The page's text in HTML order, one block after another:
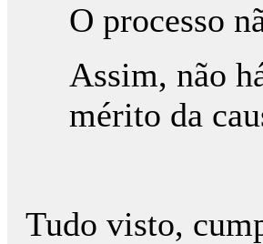
O processo
Assim, não
mérito da
Tudo visto,